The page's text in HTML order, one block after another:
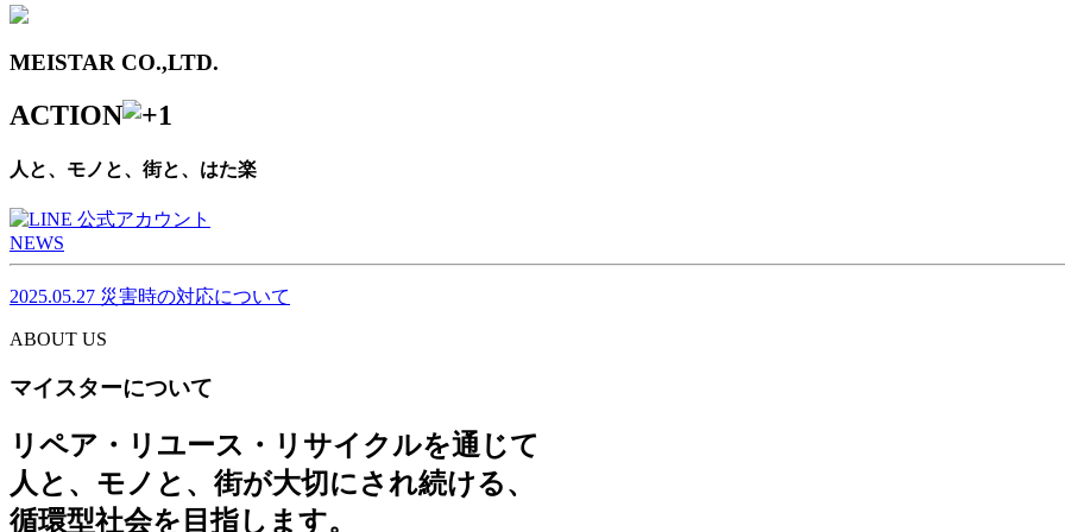
MEISTAR CO.,LTD.
ACTION
人と、モノと、街と、はた楽
NEWS
2025.05.27 災害時の対応について
ABOUT US
マイスターについて
リペア・リユース・リサイクルを通じて
人と、モノと、街が大切にされ続ける、
循環型社会を目指します。